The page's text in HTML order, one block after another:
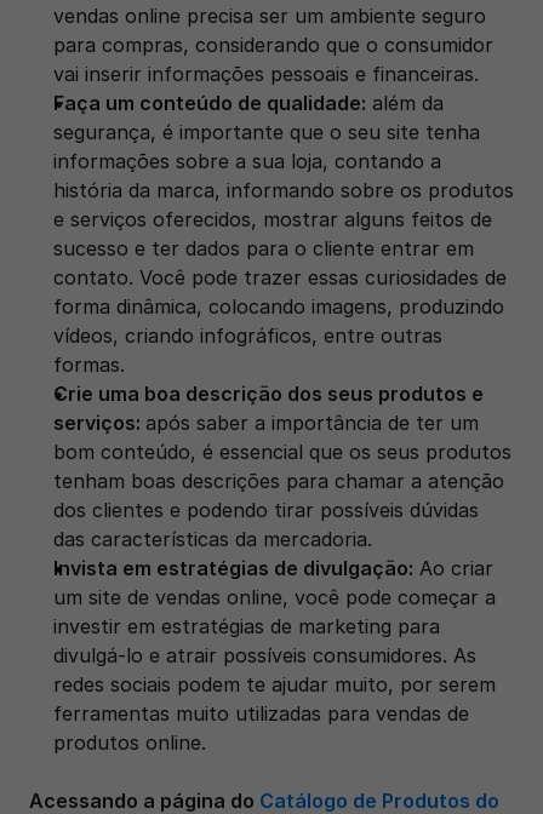
vendas online precisa ser um ambiente seguro
para compras, considerando que o consumidor
vai inserir informações pessoais e financeiras.
Faça um conteúdo de qualidade: além da
segurança, é importante que o seu site tenha
informações sobre a sua loja, contando a
história da marca, informando sobre os produtos
e serviços oferecidos, mostrar alguns feitos de
sucesso e ter dados para o cliente entrar em
contato. Você pode trazer essas curiosidades de
forma dinâmica, colocando imagens, produzindo
vídeos, criando infográficos, entre outras
formas.
Crie uma boa descrição dos seus produtos e
serviços: após saber a importância de ter um
bom conteúdo, é essencial que os seus produtos
tenham boas descrições para chamar a atenção
dos clientes e podendo tirar possíveis dúvidas
das características da mercadoria.
Invista em estratégias de divulgação: Ao criar
um site de vendas online, você pode começar a
investir em estratégias de marketing para
divulgá-lo e atrair possíveis consumidores. As
redes sociais podem te ajudar muito, por serem
ferramentas muito utilizadas para vendas de
produtos online.
Acessando a página do Catálogo de Produtos do